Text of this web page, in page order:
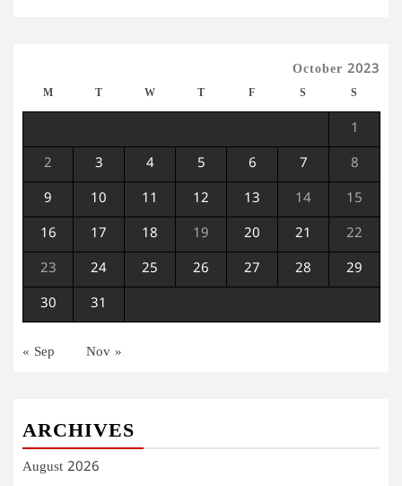
October 2023
M T W T F S S
1
2 3 4 5 6 7 8
9 10 11 12 13 14 15
16 17 18 19 20 21 22
23 24 25 26 27 28 29
30 31
« Sep Nov »
ARCHIVES
August 2026